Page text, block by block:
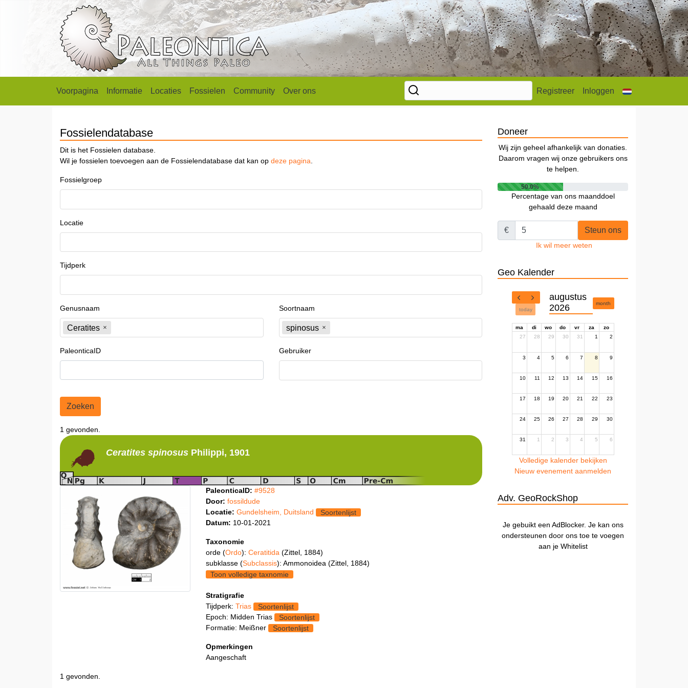
Voorpagina Informatie Locaties Fossielen Community Over ons Registreer Inloggen
Fossielendatabase
Dit is het Fossielen database.
Wil je fossielen toevoegen aan de Fossielendatabase dat kan op deze pagina
Fossielgroep
Locatie
Tijdperk
Genusnaam
Ceratites
Soortnaam
spinosus
PaleonticaID Gebruiker
Zoeken
1 gevonden.
Ceratitesspinosus Philippi, 1901
PaleonticaID: #9528
Door: fossildude
Locatie: Gundelsheim, Duitsland
Soortenlijst
Datum: 10-01-2021
Taxonomie
orde (Ordo): Ceratitida (Zittel, 1884)
subklasse (Subclassis): Ammonoidea (Zittel, 1884)
Toon volledige taxnomie
Stratigrafie
Tijdperk: Trias
Soortenlijst
Epoch: Midden Trias
Soortenlijst
Formatie: Meißner
Soortenlijst
Opmerkingen
Aangeschaft
1 gevonden.
Doneer
Wij zijn geheel afhankelijk van donaties.
Daarom vragen wij onze gebruikers ons
te helpen.
50.0%
Percentage van ons maanddoel
gehaald deze maand
€ Steun ons
Ik wil meer weten
Geo Kalender
today
augustus
2026
month
ma di wo do vr za
zo
27
28 29 30 31 1 2
3 4 5 6 7 8 9
10 11 12 13 14 15 16
17 18 19 20 21 22 23
24 25 26 27 28 29 30
31 1 2 3 4 5 6
Volledige kalender bekijken
Nieuw evenement aanmelden
Adv. GeoRockShop
Je gebuikt een AdBlocker. Je kan ons
ondersteunen door ons toe te voegen
aan je Whitelist